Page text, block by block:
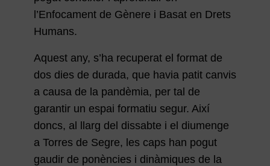
l’Enfocament de Gènere i Basat en Drets
Humans.
Aquest any, s’ha recuperat el format de
dos dies de durada, que havia patit canvis
a causa de la pandèmia, per tal de
garantir un espai formatiu segur. Així
doncs, al llarg del dissabte i el diumenge
a Torres de Segre, les caps han pogut
gaudir de ponències i dinàmiques de la